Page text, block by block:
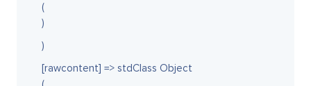
(
)
)
[rawcontent] => stdClass Object